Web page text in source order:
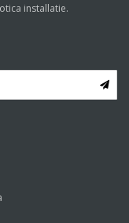
installatie.